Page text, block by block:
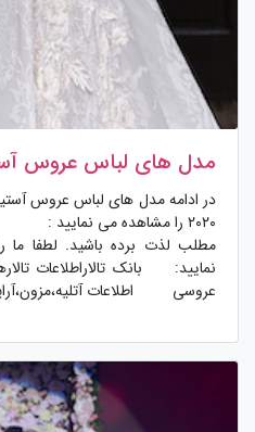
مدل های لباس عروس آستین
در ادامه مدل های لباس عروس
۲۰۲۰ را مشاهده می
مطلب لذت برده باشید. لطفا ما
نمایید: بانک
عروسی اطلاعات